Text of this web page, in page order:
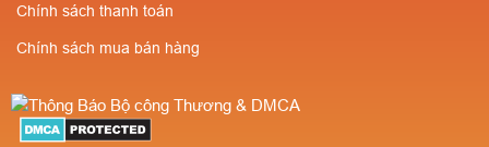
giới thiệu
Chính sách thanh toán
Chính sách mua bán hàng